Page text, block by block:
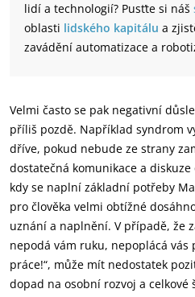
lidí a technologií? Pusťte si náš
oblasti lidského kapitálu a
zavádění automatizace a
Velmi často se pak negativní
příliš pozdě. Například syndrom
dříve, pokud nebude ze strany
dostatečná komunikace a
kdy se naplní základní potřeby
pro člověka velmi obtížné
uznání a naplnění. V případě, že
nepodá vám ruku, nepoplácá vás
práce!“, může mít nedostatek
dopad na osobní rozvoj a celkové